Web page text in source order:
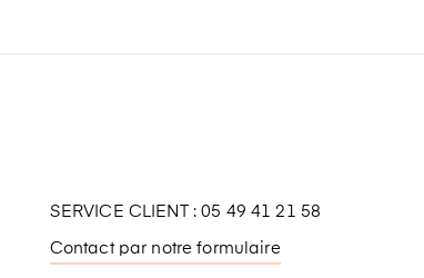
SERVICE CLIENT : 05 49 41 21 58
Contact par notre formulaire